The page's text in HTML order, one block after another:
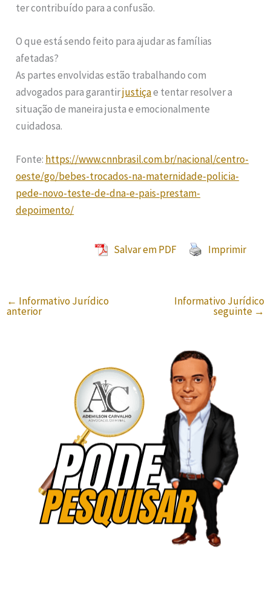
ter contribuído para a confusão.
O que está sendo feito para ajudar as famílias
afetadas?
As partes envolvidas estão trabalhando com
advogados para garantirjustiçae tentar resolver a
situação de maneira justa e emocionalmente
cuidadosa.
Fonte: https://www.cnnbrasil.com.br/nacional/centro-
oeste/go/bebes-trocados-na-maternidade-policia-
pede-novo-teste-de-dna-e-pais-prestam-
depoimento/
Salvar em PDF Imprimir
← Informativo Jurídico
anterior
Informativo Jurídico
seguinte →